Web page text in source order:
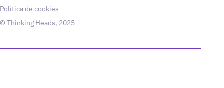
Política de cookies
© Thinking Heads, 2025